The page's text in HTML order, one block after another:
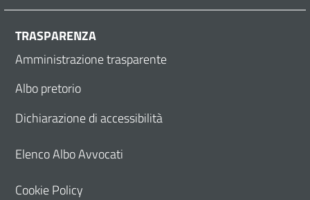
TRASPARENZA
Amministrazione trasparente
Albo pretorio
Dichiarazione di accessibilità
Elenco Albo Avvocati
Cookie Policy